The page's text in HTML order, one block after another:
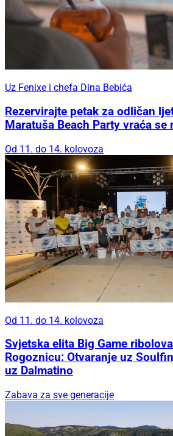
Uz Fenixe i chefa Dina Bebića
Rezervirajte petak za odličan
Maratuša Beach Party vraća se
Od 11. do 14. kolovoza
Od 11. do 14. kolovoza
Svjetska elita Big Game
Rogoznicu: Otvaranje uz
uz Dalmatino
Zabava za sve generacije